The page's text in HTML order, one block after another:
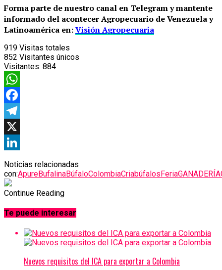
Forma parte de nuestro canal en Telegram y mantente
informado del acontecer Agropecuario de Venezuela y
Latinoamérica en:Visión Agropecuaria
919 Visitas totales
852 Visitantes únicos
Visitantes: 884
WhatsApp
Facebook
Telegram
X
Noticias relacionadas
con:ApureBufalinaBúfaloColombiaCriabúfalosFeriaGANADERÍA
Continue Reading
Te puede interesar
Nuevos requisitos del ICA para exportar a Colombia